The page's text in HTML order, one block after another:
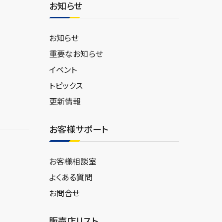
お知らせ
お知らせ
重要なお知らせ
イベント
トピックス
更新情報
お客様サポート
お客様相談室
よくある質問
お問合せ